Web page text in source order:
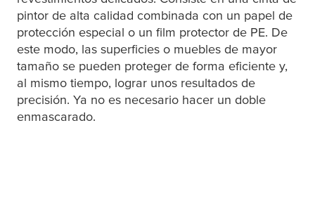
pintor de alta calidad combinada con un papel de
protección especial o un film protector de PE. De
este modo, las superficies o muebles de mayor
tamaño se pueden proteger de forma eficiente y,
al mismo tiempo, lograr unos resultados de
precisión. Ya no es necesario hacer un doble
enmascarado.